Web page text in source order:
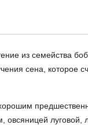
из семейства
сена, которое
овсяницей